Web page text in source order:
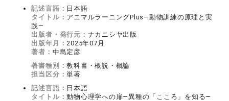
記述言語： 日本語
タイトル： アニマルラーニングPlus―動物訓練の原理と実
践―
出版者・発行元： ナカニシヤ出版
出版年月：2025年07月
著者： 中島定彦
著書種別：教科書・概説・概論
担当区分：単著
記述言語： 日本語
タイトル：動物心理学への扉―異種の「こころ」を知る―